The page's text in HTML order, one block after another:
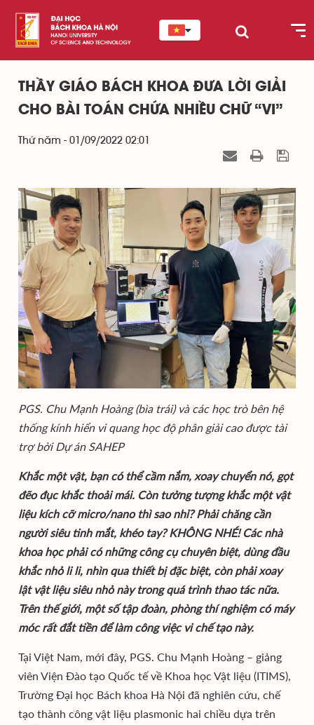
THẦY GIÁO BÁCH KHOA ĐƯA LỜI GIẢI
CHO BÀI TOÁN CHỨA NHIỀU CHỮ “VI”
Thứ năm - 01/09/2022 02:01
PGS. Chu Mạnh Hoàng (bìa trái) và các học trò bên hệ
thống kính hiển vi quang học độ phân giải cao được tài
trợ bởi Dự án SAHEP
Khắc một vật, bạn có thể cầm nắm, xoay chuyển nó, gọt
đẽo đục khắc thoải mái. Còn tưởng tượng khắc một vật
liệu kích cỡ micro/nano thì sao nhỉ? Phải chăng cần
người siêu tinh mắt, khéo tay? KHÔNG NHÉ! Các nhà
khoa học phải có những công cụ chuyên biệt, dùng đầu
khắc nhỏ li li, nhìn qua thiết bị đặc biệt, còn phải xoay
lật vật liệu siêu nhỏ này trong quá trình thao tác nữa.
Trên thế giới, một số tập đoàn, phòng thí nghiệm có máy
móc rất đắt tiền để làm công việc vi chế tạo này.
Tại Việt Nam, mới đây, PGS. Chu Mạnh Hoàng – giảng
viên Viện Đào tạo Quốc tế về Khoa học Vật liệu (ITIMS),
Trường Đại học Bách khoa Hà Nội đã nghiên cứu, chế
tạo thành công vật liệu plasmonic hai chiều dựa trên